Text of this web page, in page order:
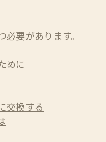
要があります。
めに
交換する